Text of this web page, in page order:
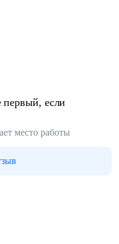
первый, если
место работы